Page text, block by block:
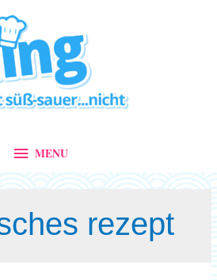
MENU
MENU
rezept